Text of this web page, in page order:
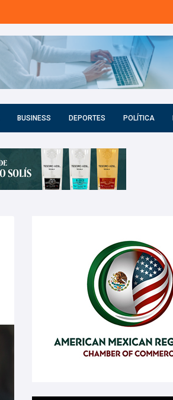
BUSINESS DEPORTES POLÍTICA